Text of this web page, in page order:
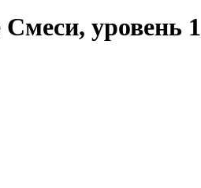
уровень 1